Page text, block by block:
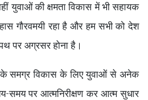
युवाओं की क्षमता विकास में भी सहायक
गौरवमयी रहा है और हम सभी को देश
पर अग्रसर होना है।
के समग्र विकास के लिए युवाओं से अनेक
समय पर आत्मनिरीक्षण कर आत्म सुधार